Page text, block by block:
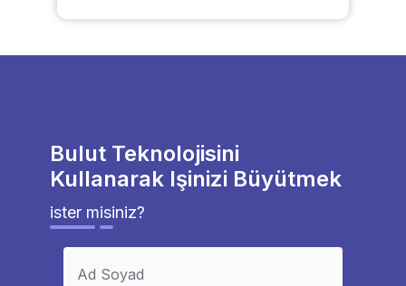
Bulut Teknolojisini
Kullanarak Işinizi Büyütmek
ister misiniz?